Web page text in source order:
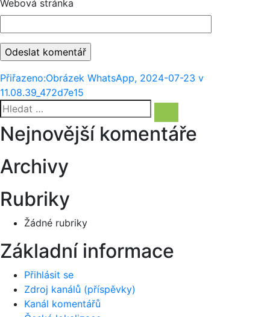
Webová stránka
Navigace
pro
příspěvek
Přiřazeno:Obrázek WhatsApp, 2024-07-23 v
11.08.39_472d7e15
Hledat:
Hledání
Nejnovější komentáře
Archivy
Rubriky
Žádné rubriky
Základní informace
Přihlásit se
Zdroj kanálů (příspěvky)
Kanál komentářů